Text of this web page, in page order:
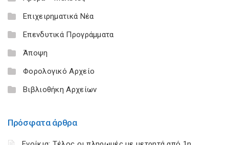
Επιχειρηματικά Νέα
Επενδυτικά Προγράμματα
Άποψη
Φορολογικό Αρχείο
Βιβλιοθήκη Αρχείων
Πρόσφατα άρθρα